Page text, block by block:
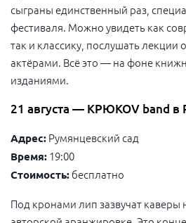
сыграны единственный раз,
фестиваля. Можно увидеть как
так и классику, послушать лекции
актёрами. Всё это — на фоне
изданиями.
21 августа — КРЮКОV band в
Адрес: Румянцевский сад
Время: 19:00
Стоимость: бесплатно
Под кронами лип зазвучат